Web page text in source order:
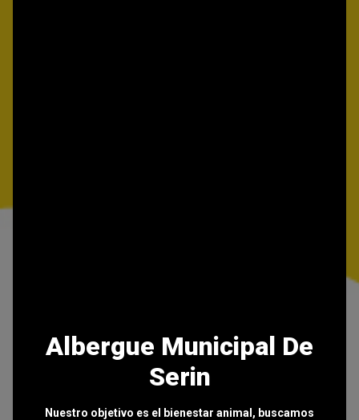
Albergue Municipal De
Serin
Nuestro objetivo es el bienestar animal, buscamos